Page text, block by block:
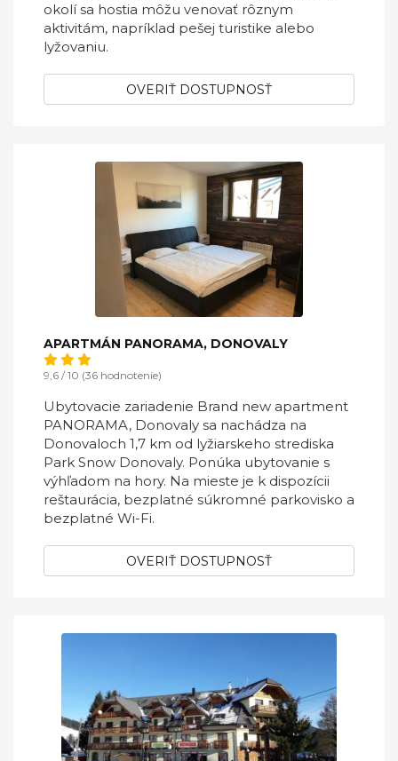
okolí sa hostia môžu venovať rôznym
aktivitám, napríklad pešej turistike alebo
lyžovaniu.
OVERIŤ DOSTUPNOSŤ
APARTMÁN PANORAMA, DONOVALY
9,6 / 10 (36 hodnotenie)
Ubytovacie zariadenie Brand new apartment
PANORAMA, Donovaly sa nachádza na
Donovaloch 1,7 km od lyžiarskeho strediska
Park Snow Donovaly. Ponúka ubytovanie s
výhľadom na hory. Na mieste je k dispozícii
reštaurácia, bezplatné súkromné parkovisko a
bezplatné Wi-Fi.
OVERIŤ DOSTUPNOSŤ